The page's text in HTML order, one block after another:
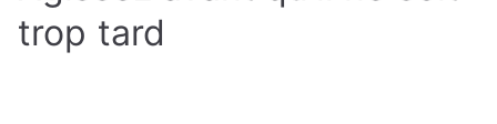
trop tard